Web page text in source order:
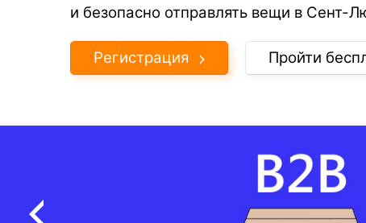
и безопасно отправлять вещи в Сент-
Регистрация Пройти